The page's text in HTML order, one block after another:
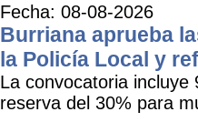
Fecha: 08-08-2026
Burriana aprueba
la Policía Local y
La convocatoria
reserva del 30% para